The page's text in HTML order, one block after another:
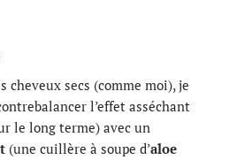
cheveux secs (comme moi), je
l’effet asséchant
le long terme) avec un
(une cuillère à soupe d’aloe